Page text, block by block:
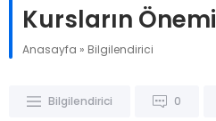
Kursların Önemi
Anasayfa » Bilgilendirici
Bilgilendirici 0